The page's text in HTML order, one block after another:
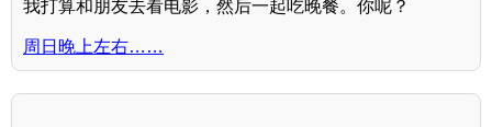
我打算和朋友去看电影，然后一起吃晚餐。你呢？
周日晚上左右……